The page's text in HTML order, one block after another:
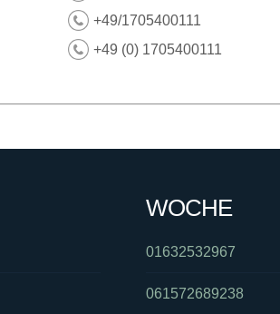
+49/1705400111
+49 (0) 1705400111
WOCHE
01632532967
061572689238